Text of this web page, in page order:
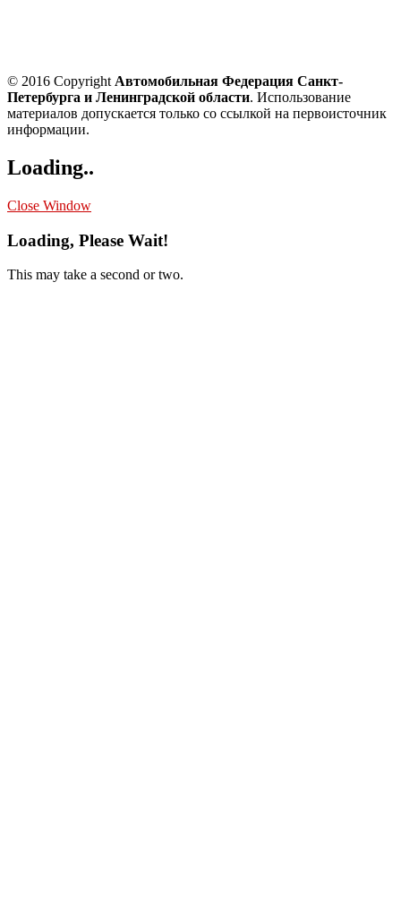
© 2016 Copyright Автомобильная Федерация Санкт-
Петербурга и Ленинградской области. Использование
материалов допускается только со ссылкой на первоисточник
информации.
Loading..
Close Window
Loading, Please Wait!
This may take a second or two.